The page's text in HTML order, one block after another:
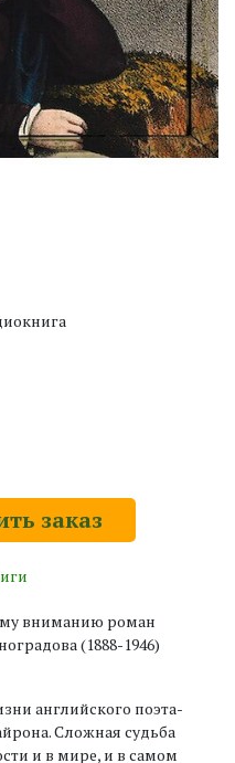
заказ
вниманию роман
(1888-1946)
английского поэта-
Сложная судьба
и в мире, и в самом